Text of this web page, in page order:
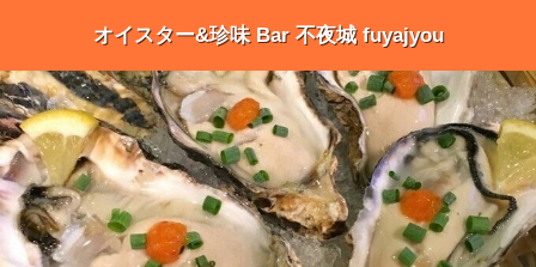
オイスター&珍味 Bar 不夜城 fuyajyou